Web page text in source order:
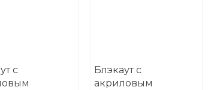
с
Блэкаут с
акриловым